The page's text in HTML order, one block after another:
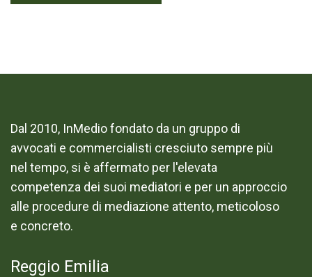
Dal 2010, InMedio fondato da un gruppo di
avvocati e commercialisti cresciuto sempre più
nel tempo, si è affermato per l'elevata
competenza dei suoi mediatori e per un approccio
alle procedure di mediazione attento, meticoloso
e concreto.
Reggio Emilia